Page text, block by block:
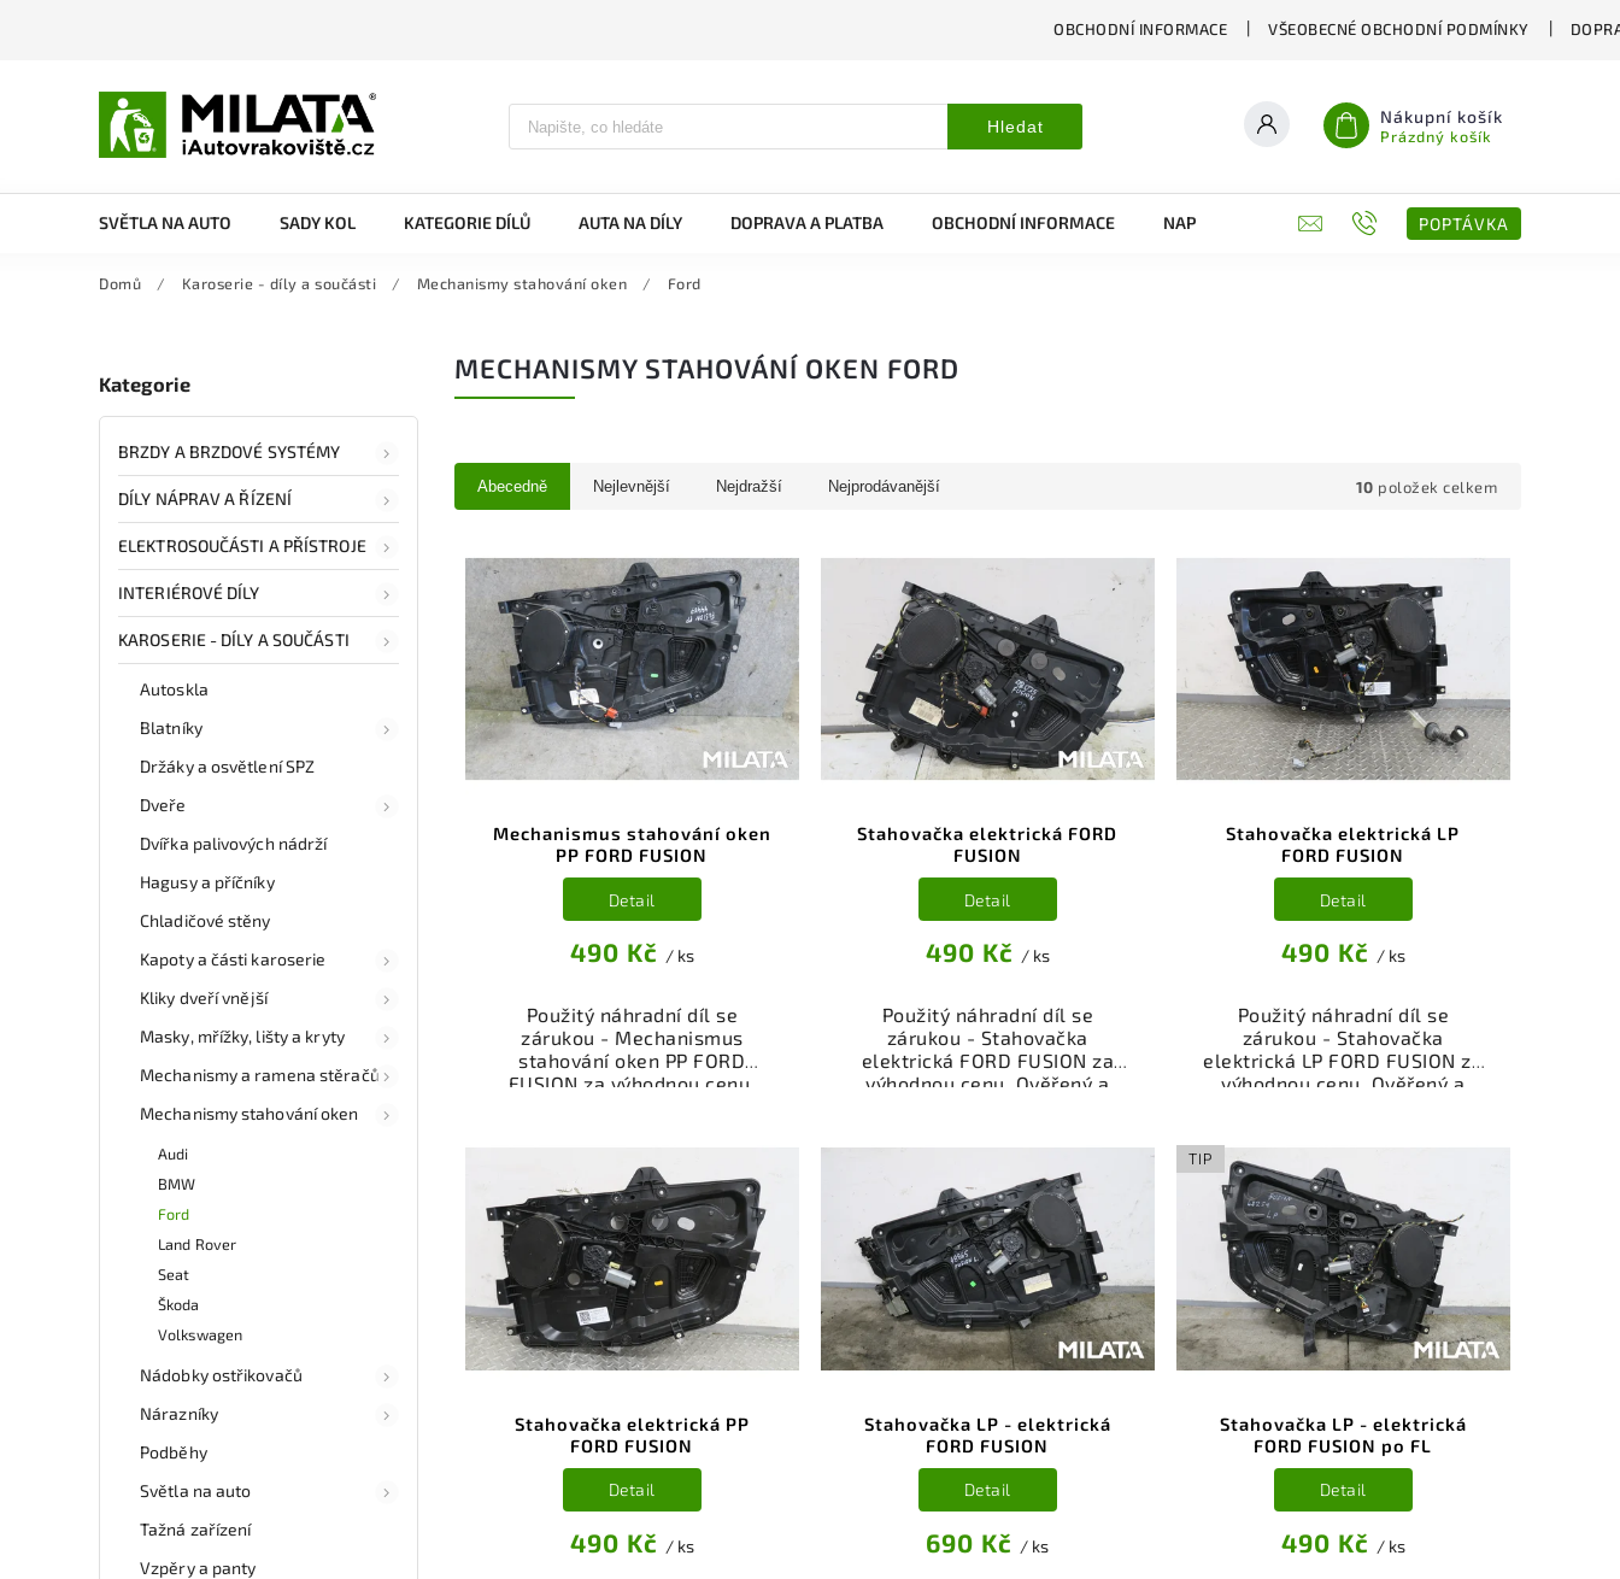
OBCHODNÍ INFORMACE VŠEOBECNÉ OBCHODNÍ PODMÍNKY
Hledat Nákupní košík
Prázdný košík
SVĚTLA NA AUTO SADY KOL KATEGORIE DÍLŮ AUTA NA DÍLY DOPRAVA A PLATBA OBCHODNÍ INFORMACE NAPIŠTE NÁM KONTAKTY POPTÁVKA
Domů / Karoserie - díly a součásti / Mechanismy stahování oken / Ford
Kategorie
BRZDY A BRZDOVÉ SYSTÉMY
DÍLY NÁPRAV A ŘÍZENÍ
ELEKTROSOUČÁSTI A PŘÍSTROJE
INTERIÉROVÉ DÍLY
KAROSERIE - DÍLY A SOUČÁSTI
Autoskla
Blatníky
Držáky a osvětlení SPZ
Dveře
Dvířka palivových nádrží
Hagusy a příčníky
Chladičové stěny
Kapoty a části karoserie
Kliky dveří vnější
Masky, mřížky, lišty a kryty
Mechanismy a ramena stěračů
Mechanismy stahování oken
Audi
BMW
Ford
Land Rover
Seat
Škoda
Volkswagen
Nádobky ostřikovačů
Nárazníky
Podběhy
Světla na auto
Tažná zařízení
Vzpěry a panty
MECHANISMY STAHOVÁNÍ OKEN FORD
Abecedně Nejlevnější Nejdražší Nejprodávanější 10 položek celkem
Mechanismus stahování oken
PP FORD FUSION
490 Kč / ks
Detail
Použitý náhradní díl se
zárukou - Mechanismus
stahování oken PP FORD
FUSION za výhodnou cenu.
a funkční autodíl z vrakoviště,
připravený k montáži.
Nabízíme osobní odběr nebo
rychlé doručení přes e-shop.
Samozřejmostí je garance
vrácení peněz v případě
nespokojenosti.
Stahovačka elektrická FORD
FUSION
490 Kč / ks
Detail
Použitý náhradní díl se
zárukou - Stahovačka
elektrická FORD FUSION za
výhodnou cenu. Ověřený a
váš vůz. Ověřený a funkční
autodíl z vrakoviště,
připravený k montáži.
Nabízíme osobní odběr nebo
rychlé doručení přes e-shop.
Samozřejmostí je garance
vrácení peněz v případě
nespokojenosti.
Stahovačka elektrická LP
FORD FUSION
490 Kč / ks
Detail
Použitý náhradní díl se
zárukou - Stahovačka
elektrická LP FORD FUSION za
výhodnou cenu. Ověřený a
váš vůz. Ověřený a funkční
autodíl z vrakoviště,
připravený k montáži.
Nabízíme osobní odběr nebo
rychlé doručení přes e-shop.
Samozřejmostí je garance
vrácení peněz v případě
nespokojenosti.
Stahovačka elektrická PP
FORD FUSION
490 Kč / ks
Detail
Stahovačka LP - elektrická
FORD FUSION
690 Kč / ks
Detail
TIP
Stahovačka LP - elektrická
FORD FUSION po FL
490 Kč / ks
Detail